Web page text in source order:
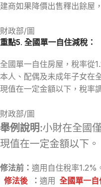
建商如果降價出售釋出餘屋
財政部/圖
重點5. 全國單一自住減稅：
全國單一自住房屋，稅率從
本人、配偶及未成年子女在
現值在一定金額以下，稅率
財政部/圖
舉例說明 :小財在全國
現值在一定金額以下。
修法前： 適用自住稅率1.2%
修法後
： 適用 全國單一